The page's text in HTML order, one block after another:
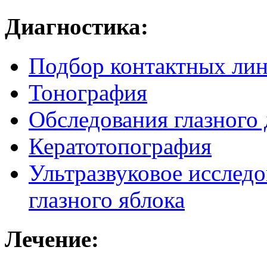
Диагностика:
Подбор контактных
Тонография
Обследования
Кератотопография
Ультразвуковое
глазного яблока
Лечение: